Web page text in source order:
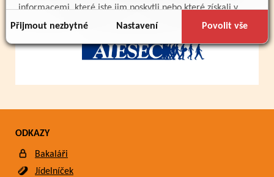
informacemi, které jste jim poskytli nebo které získali v
důsledku toho, že používáte jejich služby.
Přijmout nezbytné Nastavení Povolit vše
PARTNEŘI
ODKAZY
Bakaláři
Jídelníček